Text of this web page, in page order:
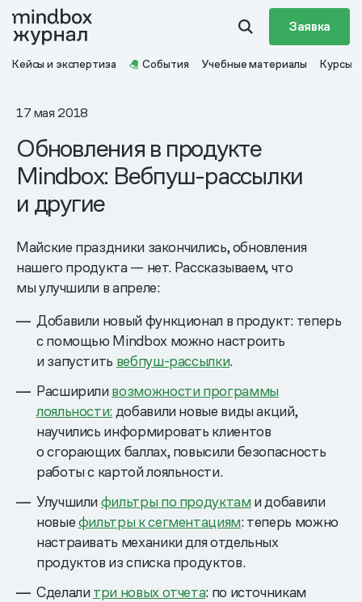
Заявка
Кейсы и экспертиза События Учебные материалы Курсы
17 мая 2018
Обновления в продукте
Mindbox: Вебпуш-рассылки
и другие
Майские праздники закончились, обновления
нашего продукта — нет. Рассказываем, что
мы улучшили в апреле:
Добавили новый функционал в продукт: теперь
с помощью Mindbox можно настроить
и запустить вебпуш-рассылки.
Расшириливозможности программы
лояльности:добавили новые виды акций,
научились информировать клиентов
о сгорающих баллах, повысили безопасность
работы с картой лояльности.
Улучшилифильтры по продуктами добавили
новыефильтры к сегментациям: теперь можно
настраивать механики для отдельных
продуктов из списка продуктов.
Сделалитри новых отчета: по источникам